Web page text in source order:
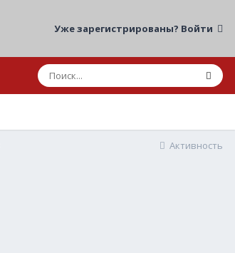
Уже зарегистрированы? Войти
Активность